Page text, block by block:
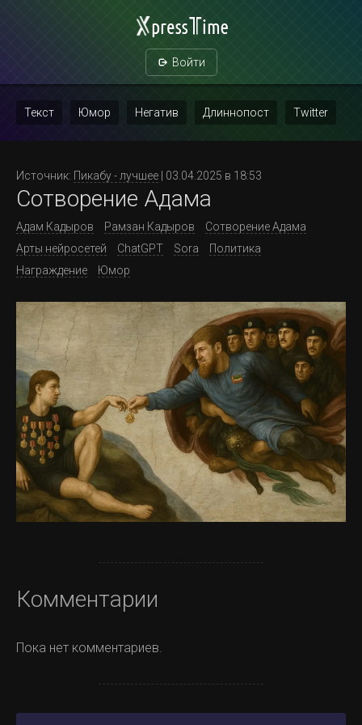
Войти
Текст Юмор Негатив Длиннопост Twitter
Повтор
Источник: Пикабу - лучшее | 03.04.2025 в 18:53
Сотворение Адама
Адам Кадыров Рамзан Кадыров
Сотворение Адама
Арты нейросетей
ChatGPT Sora
Политика
Награждение
Юмор
Комментарии
Пока нет комментариев.